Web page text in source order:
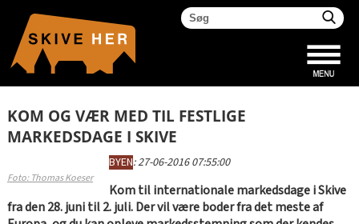
KOM OG VÆR MED TIL FESTLIGE
MARKEDSDAGE I SKIVE
Foto: Thomas Koeser
BYEN:27-06-2016 07:55:00
Kom til internationale markedsdage i Skive
fra den 28. juni til 2. juli. Der vil være boder fra det meste af